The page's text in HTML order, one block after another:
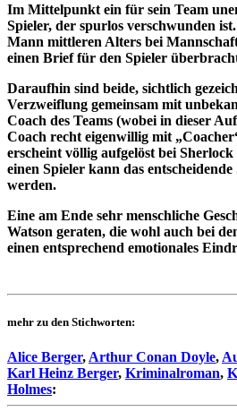
Im Mittelpunkt ein für sein Team
Spieler, der spurlos verschwunden
Mann mittleren Alters bei
einen Brief für den Spieler
Daraufhin sind beide, sichtlich
Verzweiflung gemeinsam mit
Coach des Teams (wobei in dieser
Coach recht eigenwillig mit
erscheint völlig aufgelöst bei Sherlock
einen Spieler kann das
werden.
Eine am Ende sehr menschliche
Watson geraten, die wohl auch bei
einen entsprechend emotionales
mehr zu den Stichworten:
Alice Berger, Arthur Conan Doyle,
Karl Heinz Berger, Kriminalroman,
Holmes: